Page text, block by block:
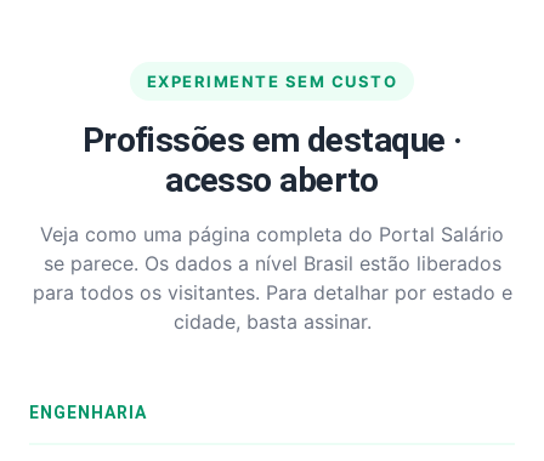
EXPERIMENTE SEM CUSTO
Profissões em destaque ·
acesso aberto
Veja como uma página completa do Portal Salário
se parece. Os dados a nível Brasil estão liberados
para todos os visitantes. Para detalhar por estado e
cidade, basta assinar.
ENGENHARIA